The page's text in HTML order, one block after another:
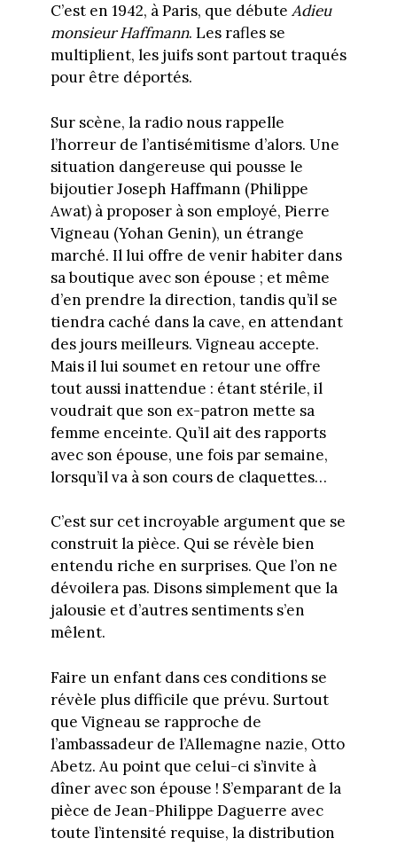
C’est en 1942, à Paris, que débute Adieu
monsieur Haffmann. Les rafles se
multiplient, les juifs sont partout traqués
pour être déportés.
Sur scène, la radio nous rappelle
l’horreur de l’antisémitisme d’alors. Une
situation dangereuse qui pousse le
bijoutier Joseph Haffmann (Philippe
Awat) à proposer à son employé, Pierre
Vigneau (Yohan Genin), un étrange
marché. Il lui offre de venir habiter dans
sa boutique avec son épouse ; et même
d’en prendre la direction, tandis qu’il se
tiendra caché dans la cave, en attendant
des jours meilleurs. Vigneau accepte.
Mais il lui soumet en retour une offre
tout aussi inattendue : étant stérile, il
voudrait que son ex-patron mette sa
femme enceinte. Qu’il ait des rapports
avec son épouse, une fois par semaine,
lorsqu’il va à son cours de claquettes…
C’est sur cet incroyable argument que se
construit la pièce. Qui se révèle bien
entendu riche en surprises. Que l’on ne
dévoilera pas. Disons simplement que la
jalousie et d’autres sentiments s’en
mêlent.
Faire un enfant dans ces conditions se
révèle plus difficile que prévu. Surtout
que Vigneau se rapproche de
l’ambassadeur de l’Allemagne nazie, Otto
Abetz. Au point que celui-ci s’invite à
dîner avec son épouse ! S’emparant de la
pièce de Jean-Philippe Daguerre avec
toute l’intensité requise, la distribution